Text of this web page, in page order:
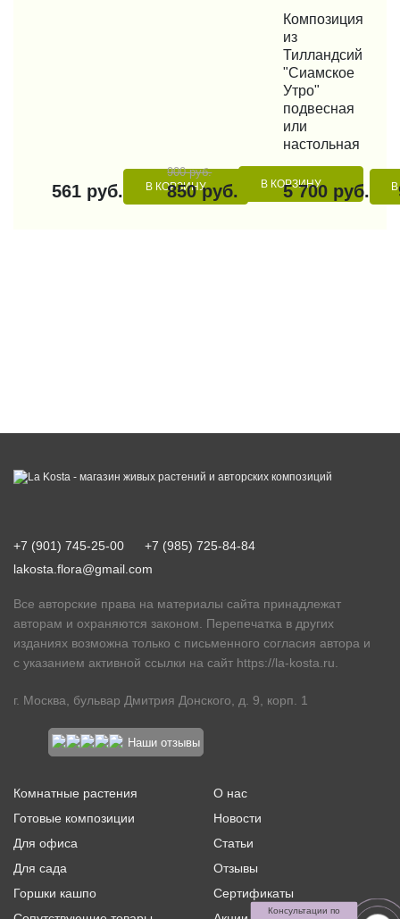
561 руб. В КОРЗИНУ
900 руб.
850 руб. В КОРЗИНУ
КУПИТЬ В 1 КЛИК
Композиция
из
Тилландсий
"Сиамское
Утро"
подвесная
или
настольная
5 700 руб.
+7 (901) 745-25-00
+7 (985) 725-84-84
lakosta.flora@gmail.com
Все авторские права на материалы сайта принадлежат
авторам и охраняются законом. Перепечатка в других
изданиях возможна только с письменного согласия автора и
с указанием активной ссылки на сайт https://la-kosta.ru
г. Москва, бульвар Дмитрия Донского, д. 9, корп. 1
Наши отзывы
Комнатные растения
Готовые композиции
Для офиса
Для сада
Горшки кашпо
О нас
Новости
Статьи
Отзывы
Сертификаты
Консультации по